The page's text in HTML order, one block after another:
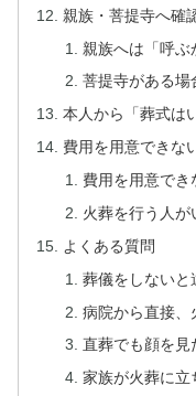
親族・菩提寺へ確
親族へは「呼ぶ
菩提寺がある場
本人から「葬式は
費用を用意できな
費用を用意でき
火葬を行う人が
よくある質問
葬儀をしないと
病院から直接、
直葬でも顔を見
家族が火葬に立